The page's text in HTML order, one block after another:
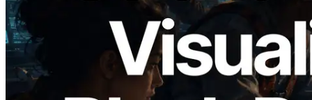
Validators Solutions lanza el Solana Block
Analyzer — Visualización del tiempo de
producción de bloque por slot y del
Validador asignado